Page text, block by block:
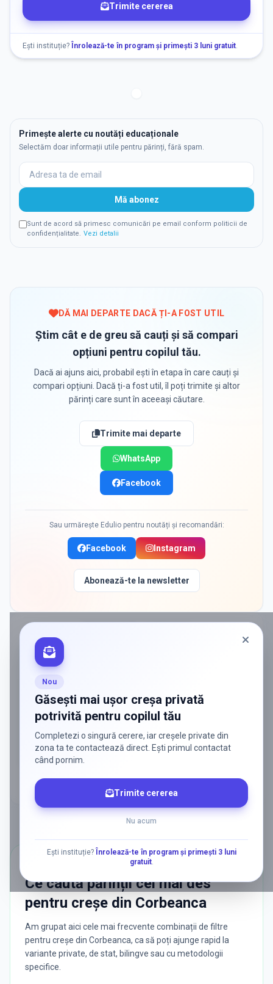
Trimite cererea
Ești instituție? Înrolează-te în program și primești 3 luni gratuit.
Primește alerte cu noutăți educaționale
Selectăm doar informații utile pentru părinți, fără spam.
Mă abonez
Sunt de acord să primesc comunicări pe email conform politicii de
confidențialitate. Vezi detalii
DĂ MAI DEPARTE DACĂ ȚI-A FOST UTIL
Știm cât e de greu să cauți și să compari
opțiuni pentru copilul tău.
Dacă ai ajuns aici, probabil ești în etapa în care cauți și
compari opțiuni. Dacă ți-a fost util, îl poți trimite și altor
părinți care sunt în aceeași căutare.
Trimite mai departe
WhatsApp
Facebook
Sau urmărește Edulio pentru noutăți și recomandări:
Facebook Instagram
Abonează-te la newsletter
Nou
Găsești mai ușor creșa privată
potrivită pentru copilul tău
Completezi o singură cerere, iar creșele private din
zona ta te contactează direct. Ești primul contactat
când pornim.
Trimite cererea
Nu acum
Ești instituție?
Înrolează-te în program și primești 3 luni
gratuit.
ADS
cu familiile care au nevoie de ele — fără
reclamă generală, fără risipă.
Discută despre o colaborare
Ce caută părinții cel mai des
pentru creșe din Corbeanca
Am grupat aici cele mai frecvente combinații de filtre
pentru creșe din Corbeanca, ca să poți ajunge rapid la
variante private, de stat, bilingve sau cu metodologii
specifice.